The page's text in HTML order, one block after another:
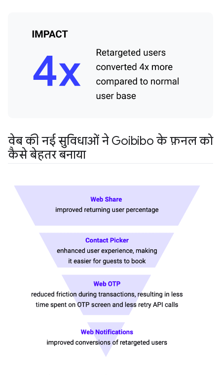
वेब की नई सुविधाओं ने Goibibo के फ़नल को
कैसे बेहतर बनाया